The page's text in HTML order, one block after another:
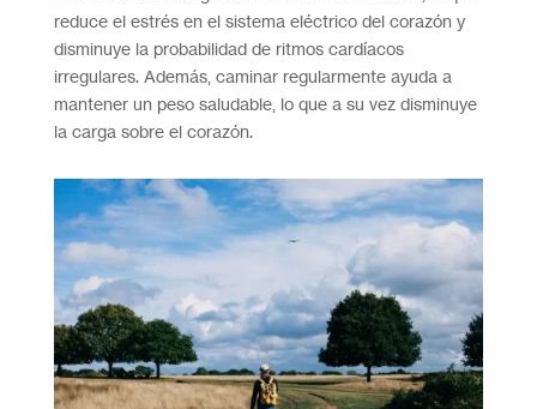
reduce el estrés en el sistema eléctrico del corazón y
disminuye la probabilidad de ritmos cardíacos
irregulares. Además, caminar regularmente ayuda a
mantener un peso saludable, lo que a su vez disminuye
la carga sobre el corazón.